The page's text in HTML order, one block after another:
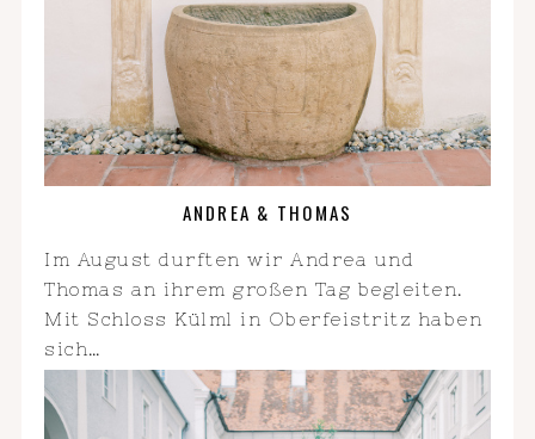
ANDREA & THOMAS
Im August durften wir Andrea und
Thomas an ihrem großen Tag begleiten.
Mit Schloss Külml in Oberfeistritz haben
sich…